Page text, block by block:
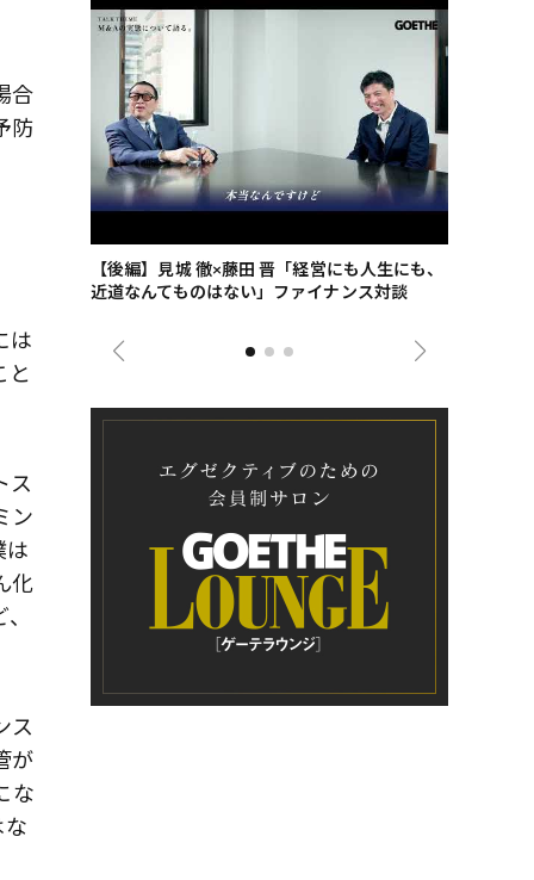
合
防
は
と
ス
ン
は
化
ス
が
な
な
【後編】見城 徹×藤田 晋「経営にも人生にも、
近道なんてものはない」ファイナンス対談